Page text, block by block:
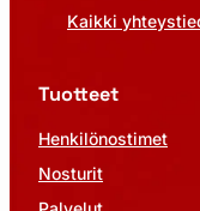
Kaikki
Tuotteet
Henkilönostimet
Nosturit